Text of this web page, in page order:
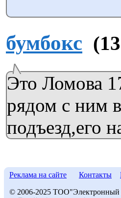
бумбокс
Это Ломова
рядом с ним
подъезд,его
Реклама на сайте Контакты
© 2006-2025 ТОО"Электронный